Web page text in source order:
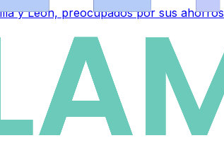
y León, preocupados por sus ahorros